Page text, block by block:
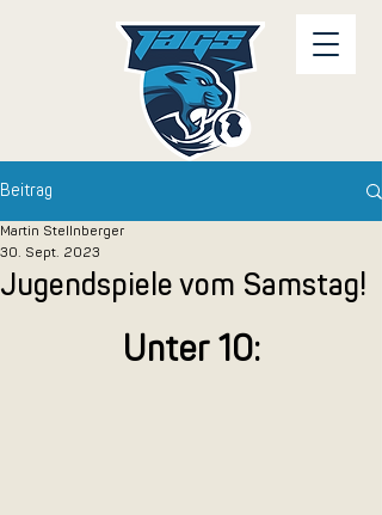
Beitrag
Jugendspiele vom Samstag!
Martin Stellnberger
30. Sept. 2023
Unter 10: